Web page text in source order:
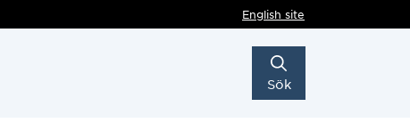
English site
Sök